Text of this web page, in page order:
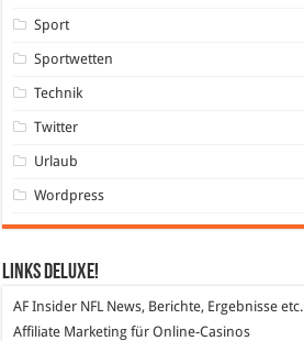
Sport
Sportwetten
Technik
Twitter
Urlaub
Wordpress
Links DeLuXe!
AF Insider NFL News, Berichte, Ergebnisse etc.
Affiliate Marketing für Online-Casinos